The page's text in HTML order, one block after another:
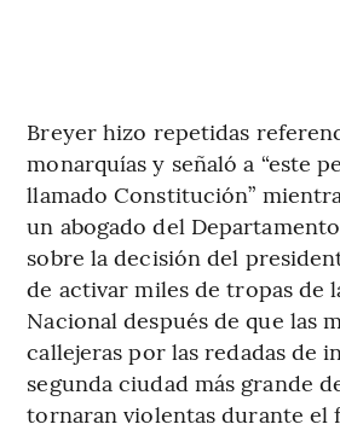
Breyer hizo repetidas
monarquías y señaló a “este
llamado Constitución”
un abogado del
sobre la decisión del
de activar miles de tropas de
Nacional después de que las
callejeras por las redadas de
segunda ciudad más grande
tornaran violentas durante el